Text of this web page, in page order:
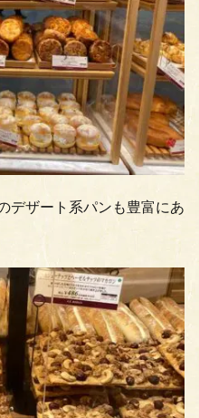
デザート系パンも豊富にあ